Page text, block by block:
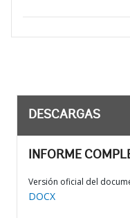
DESCARGAS
INFORME
Versión oficial del
DOCX